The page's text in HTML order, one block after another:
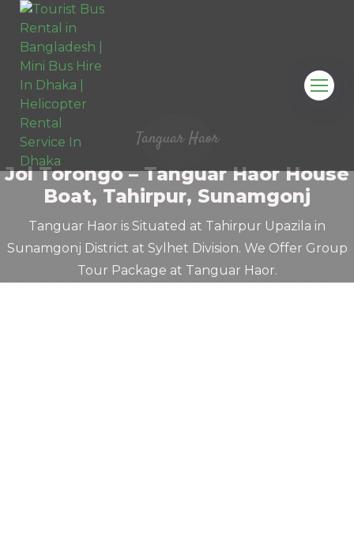
Tanguar Haor
Jol Torongo – Tanguar Haor House
Boat, Tahirpur, Sunamgonj
Tanguar Haor is Situated at Tahirpur Upazila in
Sunamgonj District at Sylhet Division. We Offer Group
Tour Package at Tanguar Haor.